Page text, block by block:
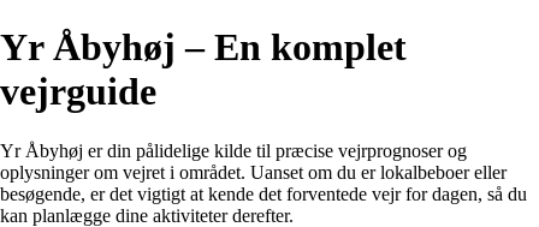
Yr Åbyhøj – En komplet
vejrguide
Yr Åbyhøj er din pålidelige kilde til præcise vejrprognoser og
oplysninger om vejret i området. Uanset om du er lokalbeboer eller
besøgende, er det vigtigt at kende det forventede vejr for dagen, så du
kan planlægge dine aktiviteter derefter.